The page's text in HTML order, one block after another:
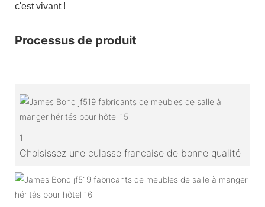
c'est vivant !
Processus de produit
1
Choisissez une culasse française de bonne qualité